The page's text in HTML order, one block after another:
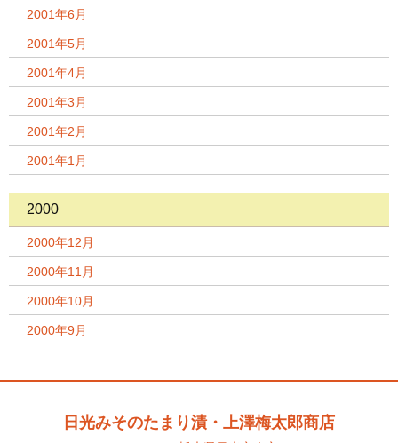
2001年6月
2001年5月
2001年4月
2001年3月
2001年2月
2001年1月
2000
2000年12月
2000年11月
2000年10月
2000年9月
日光みそのたまり漬・上澤梅太郎商店